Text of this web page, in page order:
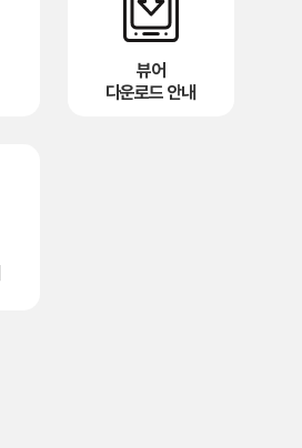
뷰어
다운로드 안내